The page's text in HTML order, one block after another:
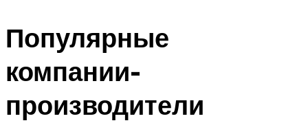
Популярные
компании-
производители